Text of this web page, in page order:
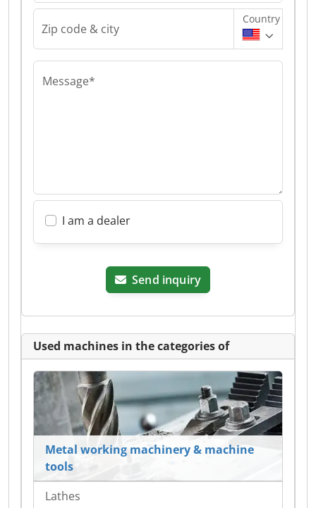
Zip code & city
Country
Message*
I am a dealer
Send inquiry
Used machines in the categories of
Metal working machinery & machine
tools
Lathes